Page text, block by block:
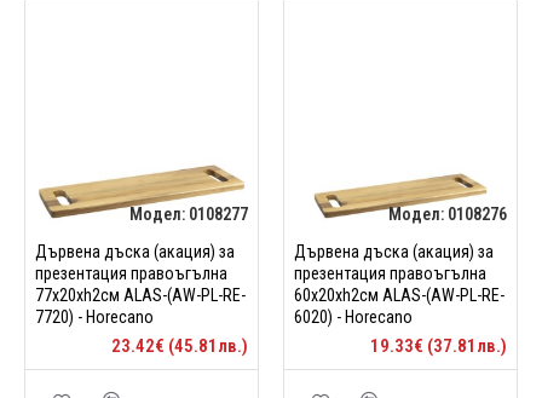
Модел: 0108277
Дървена дъска (акация) за
презентация правоъгълна
77х20xh2см ALAS-(AW-PL-RE-
7720) - Horecano
23.42€ (45.81лв.)
Модел: 0108276
Дървена дъска (акация) за
презентация правоъгълна
60х20xh2см ALAS-(AW-PL-RE-
6020) - Horecano
19.33€ (37.81лв.)